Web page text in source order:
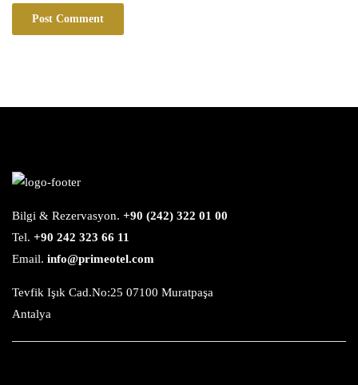
Bilgi & Rezervasyon. +90 (242) 322 01 00
Tel. +90 242 323 66 11
Email. info@primeotel.com
Tevfik Işık Cad.No:25 07100 Muratpaşa
Antalya